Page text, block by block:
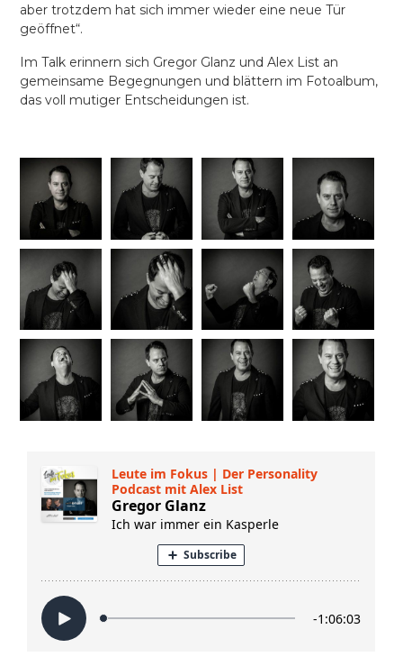
aber trotzdem hat sich immer wieder eine neue Tür
geöffnet“.
Im Talk erinnern sich Gregor Glanz und Alex List an
gemeinsame Begegnungen und blättern im Fotoalbum,
das voll mutiger Entscheidungen ist.